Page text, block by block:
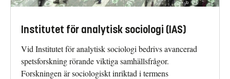
Institutet för analytisk sociologi (IAS)
Vid Institutet för analytisk sociologi bedrivs avancerad
spetsforskning rörande viktiga samhällsfrågor.
Forskningen är sociologiskt inriktad i termens